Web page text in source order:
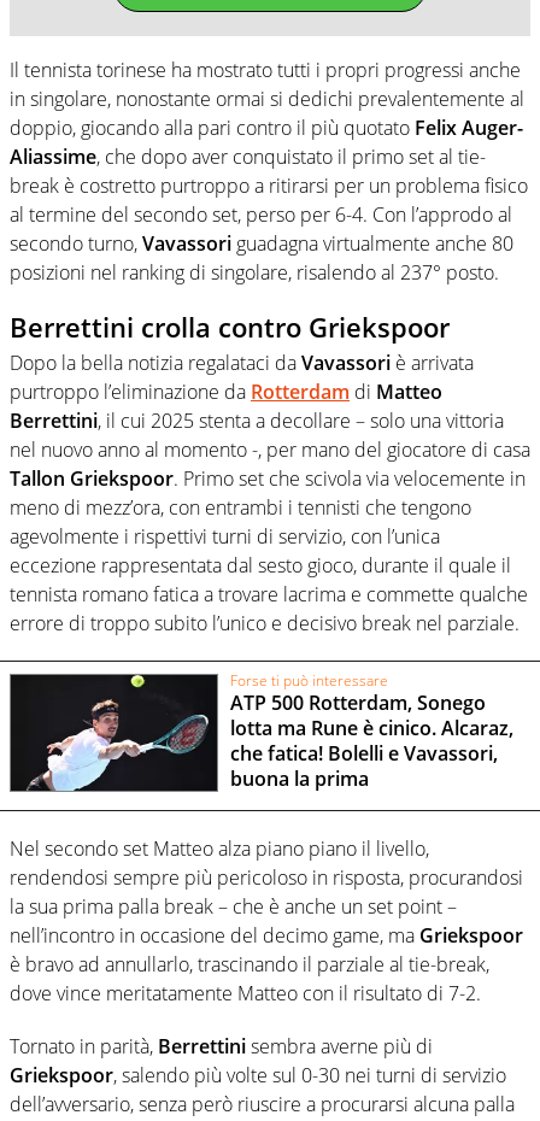
Il tennista torinese ha mostrato tutti i propri progressi anche
in singolare, nonostante ormai si dedichi prevalentemente al
doppio, giocando alla pari contro il più quotato Felix Auger-
Aliassime, che dopo aver conquistato il primo set al tie-
break è costretto purtroppo a ritirarsi per un problema fisico
al termine del secondo set, perso per 6-4. Con l’approdo al
secondo turno,Vavassori guadagna virtualmente anche 80
posizioni nel ranking di singolare, risalendo al 237° posto.
Berrettini crolla contro Griekspoor
Dopo la bella notizia regalataci daVavassori è arrivata
purtroppo l’eliminazione da Rotterdam di Matteo
Berrettini, il cui 2025 stenta a decollare – solo una vittoria
nel nuovo anno al momento -, per mano del giocatore di casa
Tallon Griekspoor. Primo set che scivola via velocemente in
meno di mezz’ora, con entrambi i tennisti che tengono
agevolmente i rispettivi turni di servizio, con l’unica
eccezione rappresentata dal sesto gioco, durante il quale il
tennista romano fatica a trovare lacrima e commette qualche
errore di troppo subito l’unico e decisivo break nel parziale.
Forse ti può interessare
ATP 500 Rotterdam, Sonego
lotta ma Rune è cinico. Alcaraz,
che fatica! Bolelli e Vavassori,
buona la prima
Nel secondo set Matteo alza piano piano il livello,
rendendosi sempre più pericoloso in risposta, procurandosi
la sua prima palla break – che è anche un set point –
nell’incontro in occasione del decimo game, ma Griekspoor
è bravo ad annullarlo, trascinando il parziale al tie-break,
dove vince meritatamente Matteo con il risultato di 7-2.
Tornato in parità, Berrettinisembra averne più di
Griekspoor, salendo più volte sul 0-30 nei turni di servizio
dell’avversario, senza però riuscire a procurarsi alcuna palla